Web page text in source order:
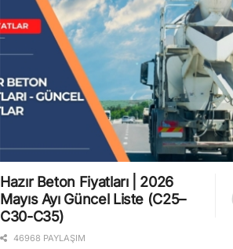
Hazır Beton Fiyatları | 2026
Mayıs Ayı Güncel Liste (C25–
C30-C35)
46968 PAYLAŞIM